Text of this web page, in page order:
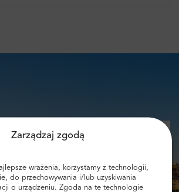
Zarządzaj zgodą
wrażenia, korzystamy z technologii,
do przechowywania i/lub uzyskiwania
o urządzeniu. Zgoda na te technologie
e-mail i otrzymuj informacje